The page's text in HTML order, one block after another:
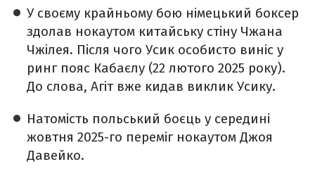
У своєму крайньому бою німецький боксер
здолав нокаутом китайську стіну Чжана
Чжілея. Після чого Усик особисто виніс у
ринг пояс Кабаєлу (22 лютого 2025 року).
До слова, Агіт вже кидав виклик Усику.
Натомість польський боєць у середині
жовтня 2025-го переміг нокаутом Джоя
Давейко.